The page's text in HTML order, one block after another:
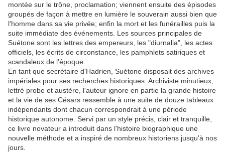
montée sur le trône, proclamation; viennent ensuite des épisodes
groupés de façon à mettre en lumière le souverain aussi bien que
l'homme dans sa vie privée; enfin la mort et les funérailles puis la
suite immédiate des événements. Les sources principales de
Suétone sont les lettres des empereurs, les "diurnalia", les actes
officiels, les écrits de circonstance, les pamphlets satiriques et
scandaleux de l'époque.
En tant que secrétaire d'Hadrien, Suétone disposait des archives
impériales pour ses recherches historiques. Archiviste minutieux,
lettré probe et austère, l'auteur ignore en partie la grande histoire
et la vie de ses Césars ressemble à une suite de douze tableaux
indépendants dont chacun correspondrait à une période
historique autonome. Servi par un style précis, clair et tranquille,
ce livre novateur a introduit dans l'histoire biographique une
nouvelle méthode et a inspiré de nombreux historiens jusqu'à nos
jours.